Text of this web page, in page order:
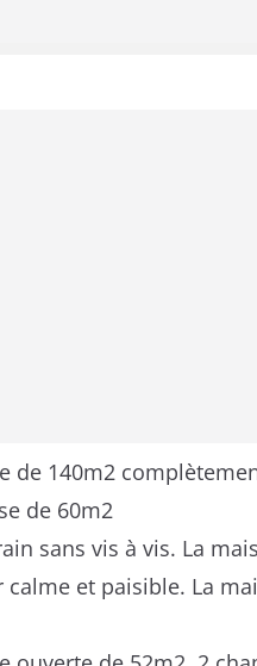
de 140m2
de 60m2
sans vis à vis. La
et paisible. La